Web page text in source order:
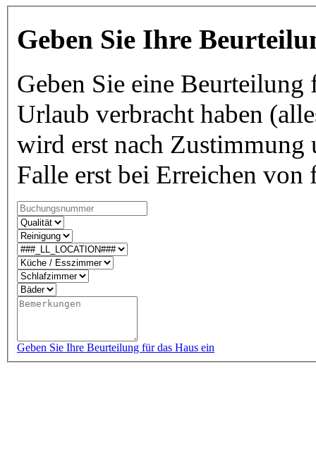
Geben Sie Ihre
Geben Sie eine
Urlaub verbracht haben
wird erst nach Zustimmung
Falle erst bei Erreichen von
Geben Sie Ihre Beurteilung für das Haus ein